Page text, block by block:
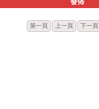
第一頁 上一頁 下一頁